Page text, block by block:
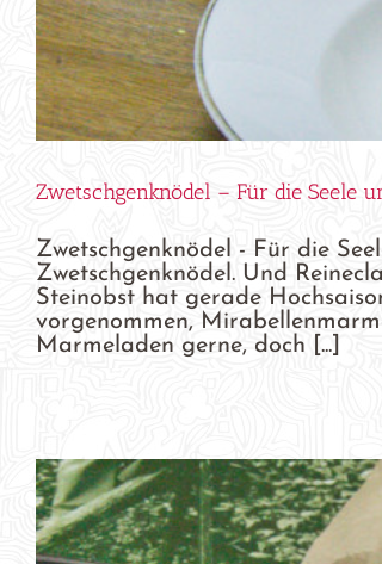
Zwetschgenknödel – Für die Seele
Zwetschgenknödel - Für die
Zwetschgenknödel. Und
Steinobst hat gerade
vorgenommen,
Marmeladen gerne, doch [...]